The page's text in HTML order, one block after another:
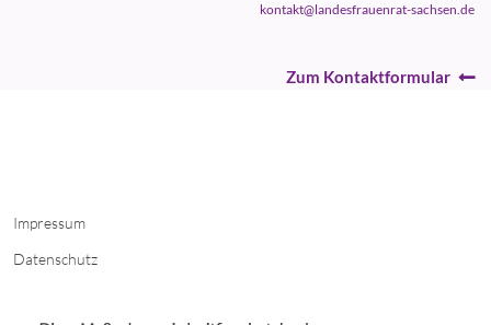
kontakt@landesfrauenrat-sachsen.de
Zum Kontaktformular
Impressum
Datenschutz